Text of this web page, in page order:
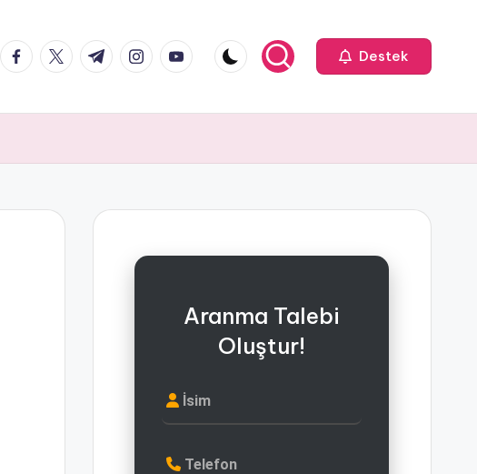
facebook.com
twitter.com
t.me instagram.com
youtube.com Destek
Aranma Talebi
Oluştur!
İsim
Telefon